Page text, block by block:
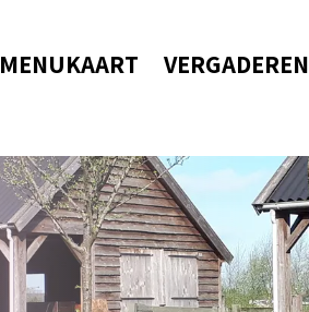
MENUKAART VERGADEREN